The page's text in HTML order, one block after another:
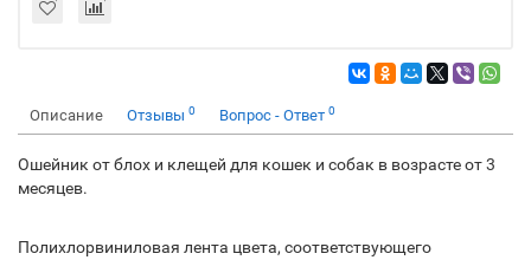
Описание Отзывы 0 Вопрос - Ответ 0
Ошейник от блох и клещей для кошек и собак в возрасте от 3
месяцев.
Полихлорвиниловая лента цвета, соответствующего